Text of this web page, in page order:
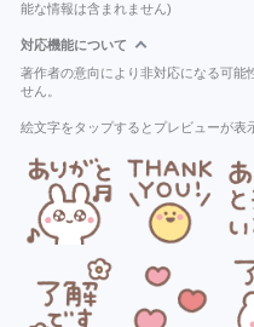
能な情報は含まれません)
対応機能について
著作者の意向により非対応になる可能
せん。
絵文字をタップするとプレビューが表